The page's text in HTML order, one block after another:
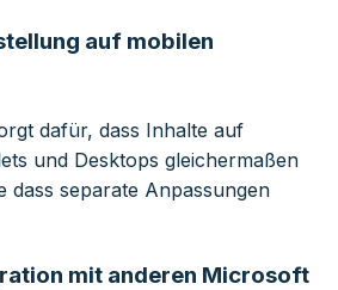
auf mobilen
dafür, dass Inhalte auf
und Desktops gleichermaßen
dass separate Anpassungen
mit anderen Microsoft